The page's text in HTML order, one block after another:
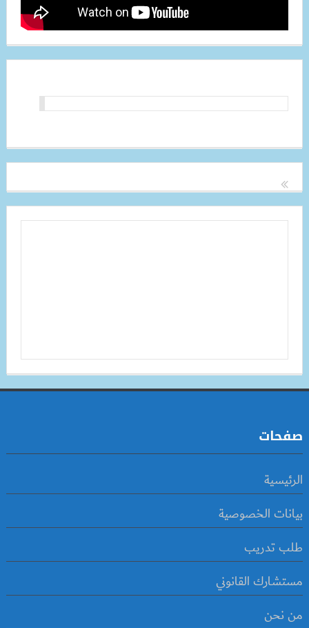
صفحات
الرئيسية
بيانات الخصوصية
طلب تدريب
مستشارك القانوني
من نحن